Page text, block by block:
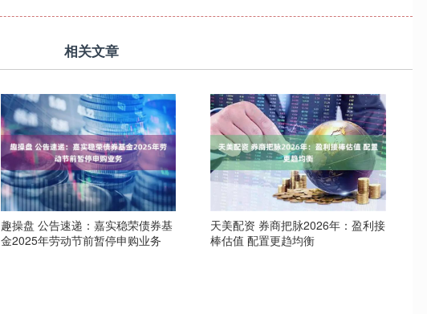
相关文章
趣操盘 公告速递：嘉实稳荣债券基
金2025年劳动节前暂停申购业务
天美配资 券商把脉2026年：盈利接
棒估值 配置更趋均衡